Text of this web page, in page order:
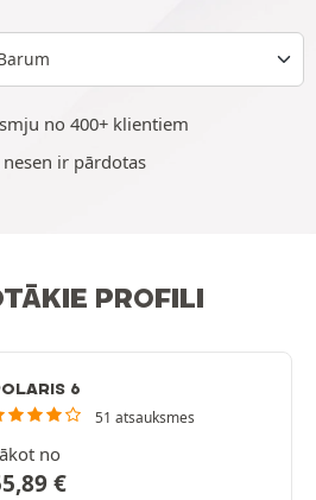
no 400+ klientiem
ir pārdotas
PROFILI
6
51 atsauksmes
no
€